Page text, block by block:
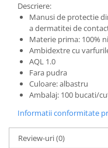
Descriere:
Manusi de protectie
a dermatitei de
Materie prima: 100%
Ambidextre cu
AQL 1.0
Fara pudra
Culoare: albastru
Ambalaj: 100 bucati/
Informatii conformitate
Review-uri(0)